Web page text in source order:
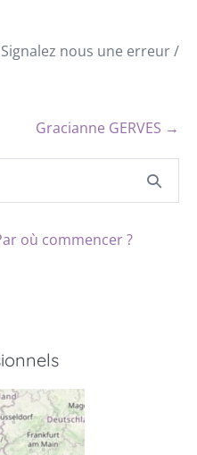
nous une erreur /
Gracianne GERVES →
où commencer ?